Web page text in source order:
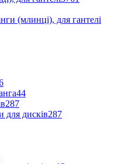
(млинці), для гантелі
44
287
для дисків287